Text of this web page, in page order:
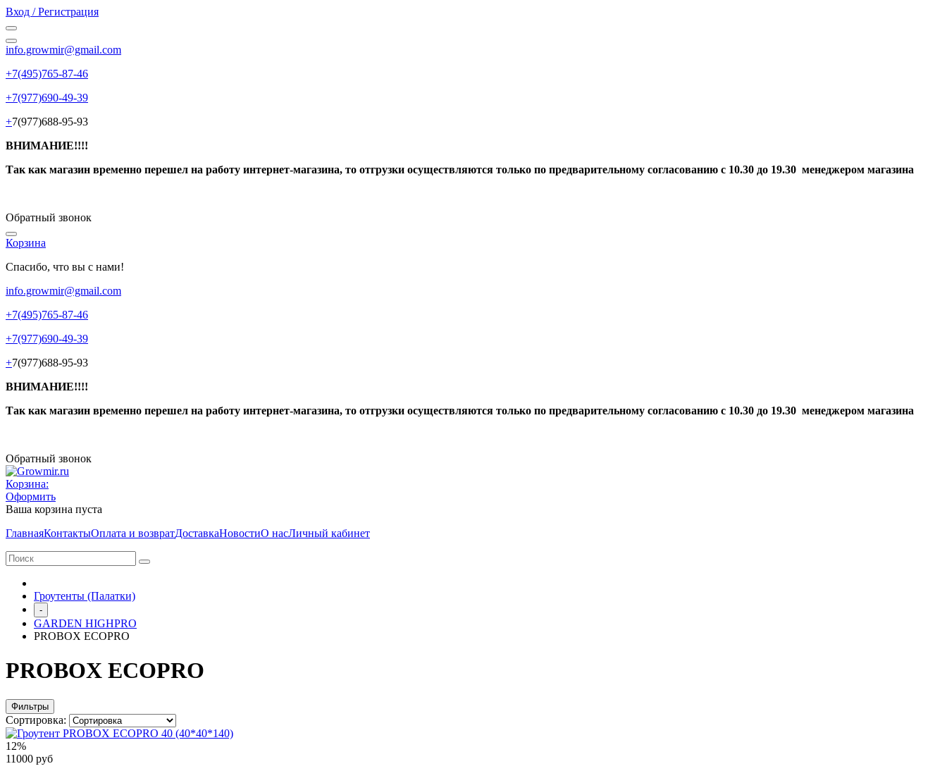
Вход / Регистрация
info.growmir@gmail.com
+7(495)765-87-46
+7(977)690-49-39
+7(977)688-95-93
ВНИМАНИЕ!!!!
Так как магазин временно перешел на работу интернет-магазина, то отгрузки осуществляются только по предварительному согласованию с 10.30 до 19.30 менеджером магазина
Обратный звонок
Корзина
Спасибо, что вы с нами!
info.growmir@gmail.com
+7(495)765-87-46
+7(977)690-49-39
+7(977)688-95-93
ВНИМАНИЕ!!!!
Так как магазин временно перешел на работу интернет-магазина, то отгрузки осуществляются только по предварительному согласованию с 10.30 до 19.30 менеджером магазина
Обратный звонок
Корзина:
Оформить
Ваша корзина пуста
ГлавнаяКонтактыОплата и возвратДоставкаНовостиО насЛичный кабинет
Гроутенты (Палатки)
-
GARDEN HIGHPRO
PROBOX ECOPRO
PROBOX ECOPRO
Фильтры
Сортировка:
12%
11000 руб